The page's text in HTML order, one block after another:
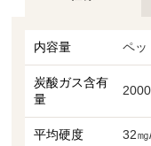
内容量 ペッ
炭酸ガス含有
量
平均硬度 32㎎